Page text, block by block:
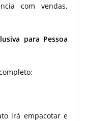
com vendas,
para Pessoa
irá empacotar e